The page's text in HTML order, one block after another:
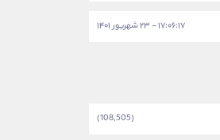
۱۷:۰۶:۱۷ - ۲۳ شهریور ۱۴۰۱
(108,505)